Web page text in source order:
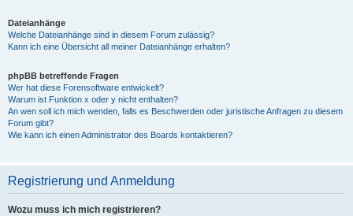
Dateianhänge
Welche Dateianhänge sind in diesem Forum zulässig?
Kann ich eine Übersicht all meiner Dateianhänge erhalten?
phpBB betreffende Fragen
Wer hat diese Forensoftware entwickelt?
Warum ist Funktion x oder y nicht enthalten?
An wen soll ich mich wenden, falls es Beschwerden oder juristische Anfragen zu diesem
Forum gibt?
Wie kann ich einen Administrator des Boards kontaktieren?
Registrierung und Anmeldung
Wozu muss ich mich registrieren?